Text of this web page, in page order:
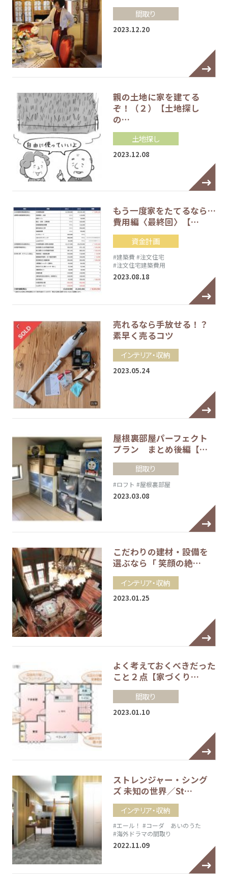
間取り
2023.12.20
親の土地に家を建てる
ぞ！（２）【土地探し
の…
土地探し
2023.12.08
もう一度家をたてるなら…
費用編〈最終回〉【…
資金計画
#建築費 #注文住宅
#注文住宅建築費用
2023.08.18
売れるなら手放せる！？
素早く売るコツ
インテリア・収納
2023.05.24
屋根裏部屋パーフェクト
プラン まとめ後編【…
間取り
#ロフト #屋根裏部屋
2023.03.08
こだわりの建材・設備を
選ぶなら「 笑顔の絶…
インテリア・収納
2023.01.25
よく考えておくべきだった
こと２点【家づくり…
間取り
2023.01.10
ストレンジャー・シング
ズ 未知の世界／St…
インテリア・収納
#エール！ #コーダ あいのうた
#海外ドラマの間取り
2022.11.09